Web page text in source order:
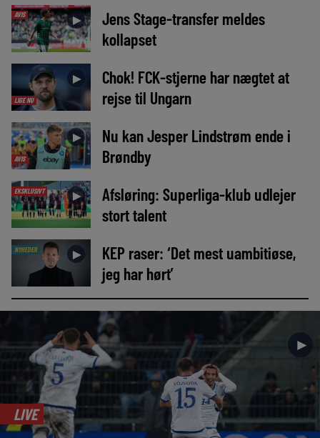
AVIS ►
Jens Stage-transfer meldes
kollapset
LIGE NU
►
Chok! FCK-stjerne har nægtet at
rejse til Ungarn
AVIS
►
Nu kan Jesper Lindstrøm ende i
Brøndby
EKSKLUSIVT ►
Afsløring: Superliga-klub udlejer
stort talent
NYHEDER ►
KEP raser: ‘Det mest uambitiøse,
jeg har hørt’
►
LIVE